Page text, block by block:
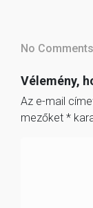
No
Vélemény,
Az e-mail
mezőket *